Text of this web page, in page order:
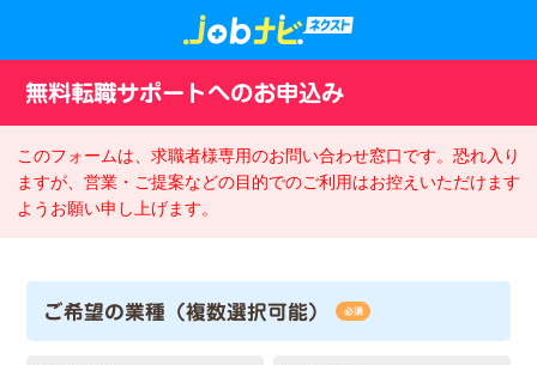
無料転職サポートへのお申込み
このフォームは、求職者様専用のお問い合わせ窓口です。恐れ入り
ますが、営業・ご提案などの目的でのご利用はお控えいただけます
ようお願い申し上げます。
ご希望の業種（複数選択可能） 必須